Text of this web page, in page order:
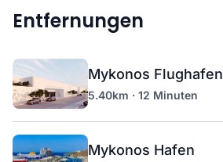
Entfernungen
Mykonos Flughafen
5.40km · 12 Minuten
Mykonos Hafen